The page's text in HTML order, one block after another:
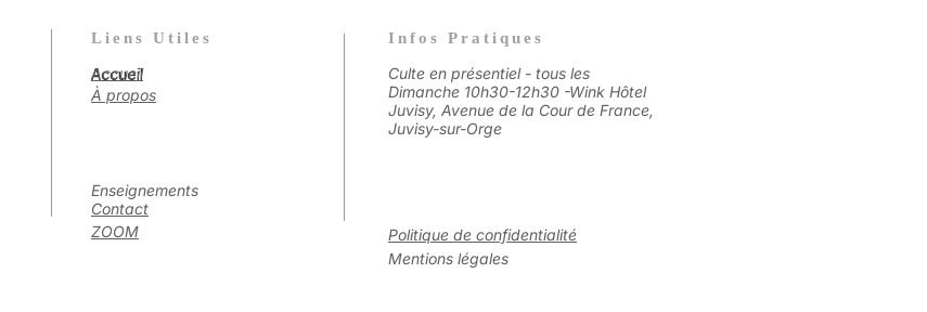
Liens Utiles
Accueil
Accueil
À propos
Enseignements
Contact
ZOOM
Infos Pratiques
Culte en présentiel - tous les
Dimanche 10h30-12h30 -Wink Hôtel
Juvisy, Avenue de la Cour de France,
Juvisy-sur-Orge​
Politique de confidentialité
Mentions légales​